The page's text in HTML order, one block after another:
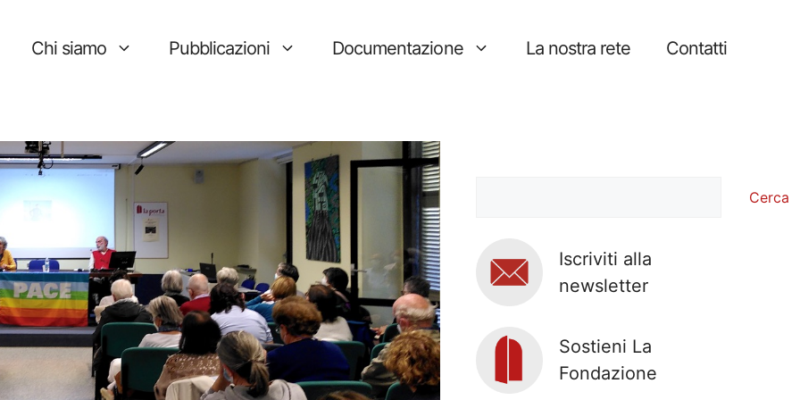
Chi siamo Pubblicazioni Documentazione La nostra rete Contatti
Cerca
Iscriviti alla
newsletter
Sostieni La
Fondazione